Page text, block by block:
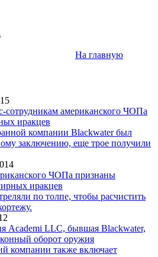
На главную
сотрудникам американского ЧОПа
иракцев
компании Blackwater был
заключению, еще трое получили
ЧОПа признаны
иракцев
по толпе, чтобы расчистить
Academi LLC, бывшая Blackwater,
оборот оружия
компании также включает